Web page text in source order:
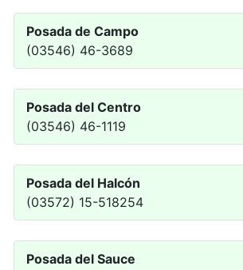
Posada de Campo
(03546) 46-3689
Posada del Centro
(03546) 46-1119
Posada del Halcón
(03572) 15-518254
Posada del Sauce